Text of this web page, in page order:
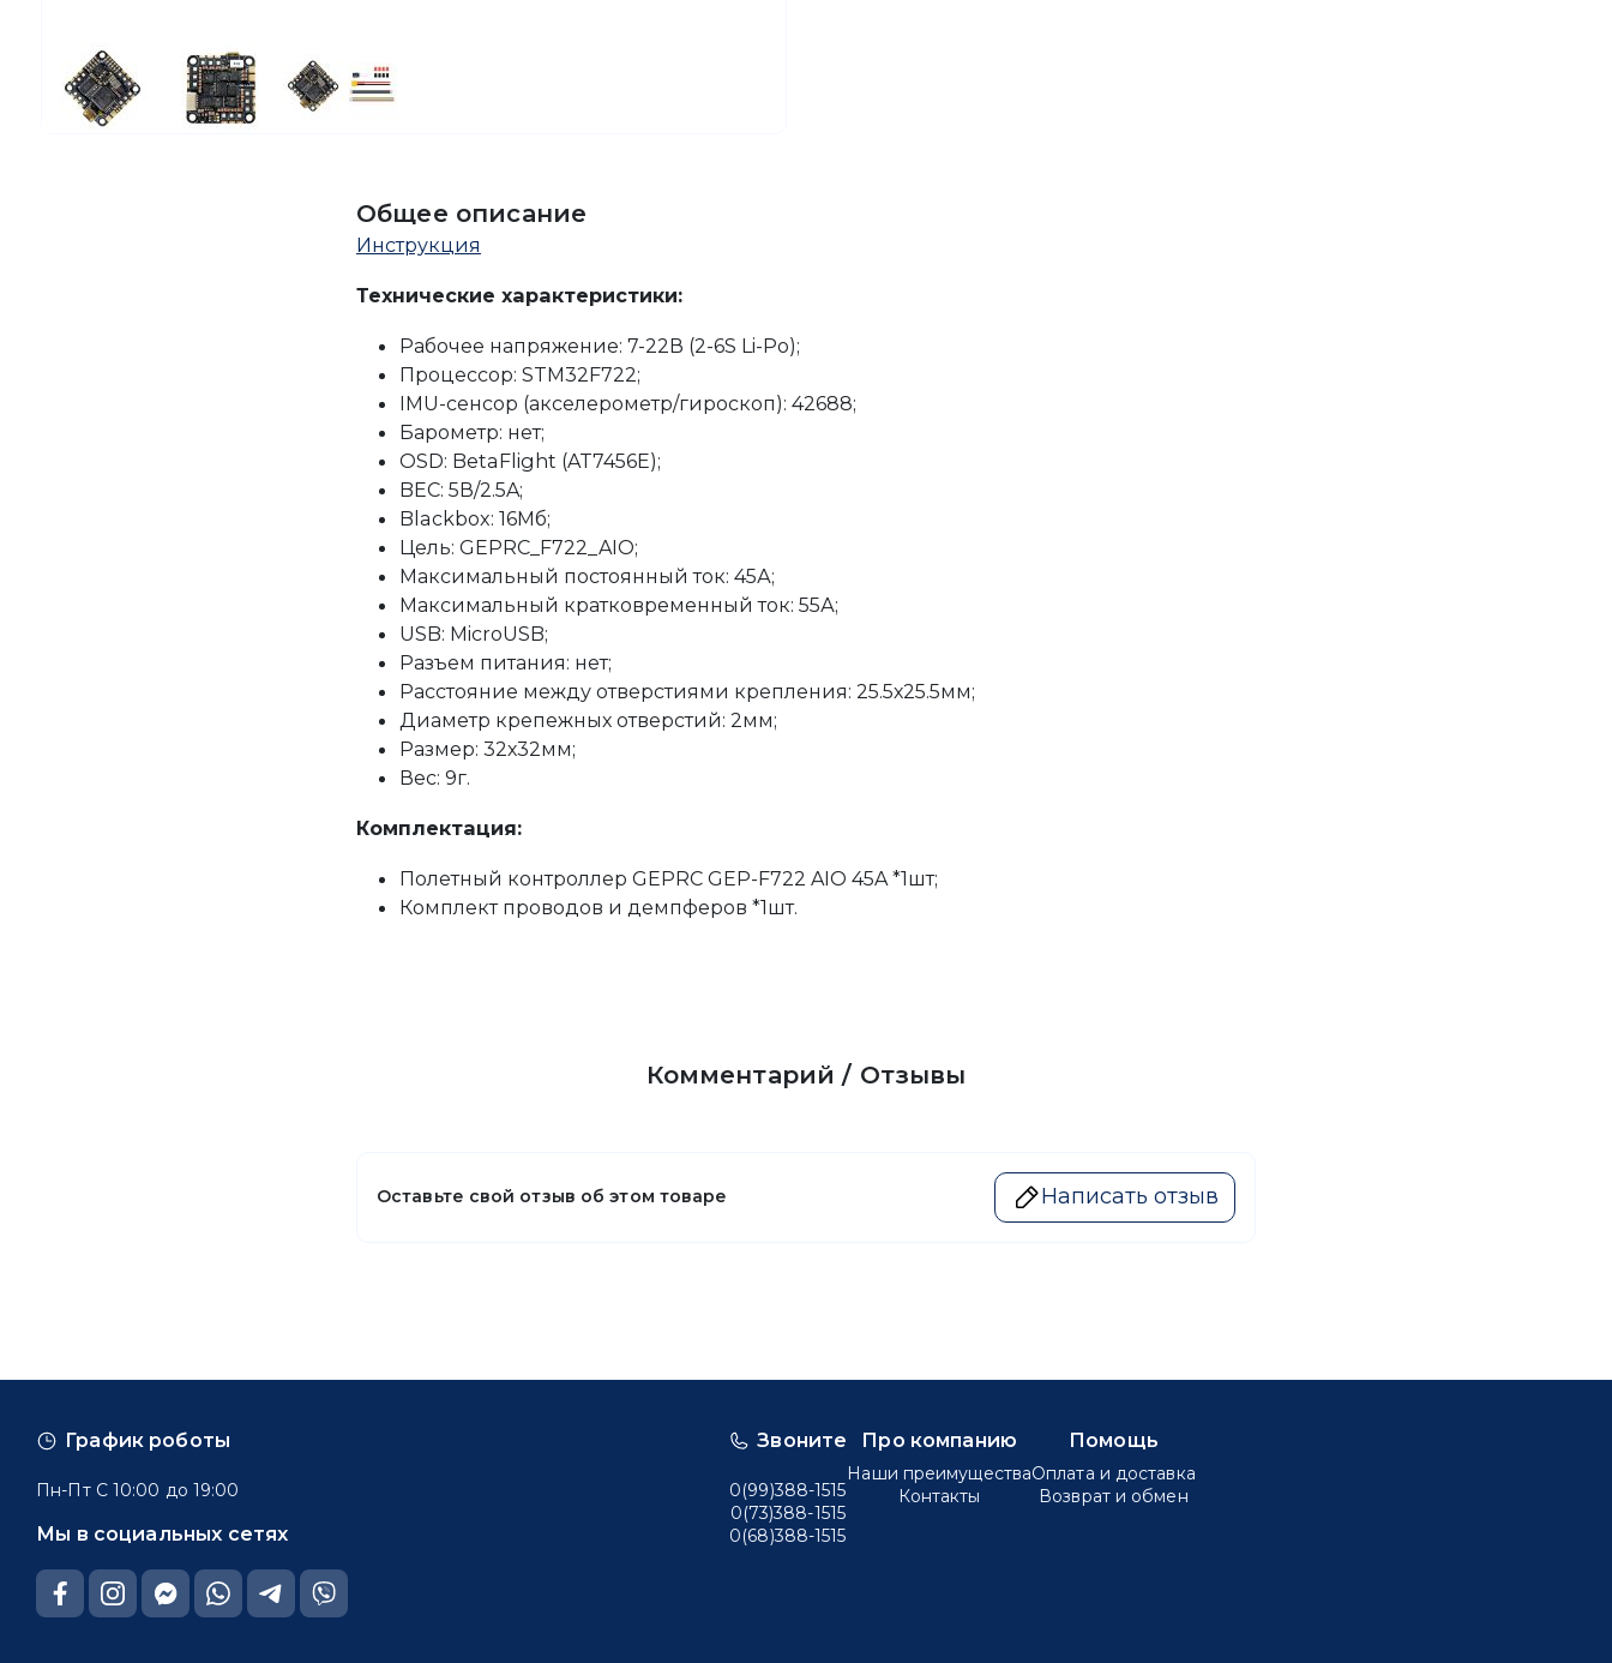
Общее описание
Инструкция
Технические характеристики:
Рабочее напряжение: 7-22В (2-6S Li-Po);
Процессор: STM32F722;
IMU-сенсор (акселерометр/гироскоп): 42688;
Барометр: нет;
OSD: BetaFlight (AT7456E);
BEC: 5В/2.5A;
Blackbox: 16Мб;
Цель: GEPRC_F722_AIO;
Максимальный постоянный ток: 45А;
Максимальный кратковременный ток: 55А;
USB: MicroUSB;
Разъем питания: нет;
Расстояние между отверстиями крепления: 25.5х25.5мм;
Диаметр крепежных отверстий: 2мм;
Размер: 32х32мм;
Вес: 9г.
Комплектация:
Полетный контроллер GEPRC GEP-F722 AIO 45A *1шт;
Комплект проводов и демпферов *1шт.
Комментарий / Отзывы
Оставьте свой отзыв об этом товаре Написать отзыв
График роботы
Пн-Пт С 10:00 до 19:00
Мы в социальных сетях
Звоните
0(99)388-1515
0(73)388-1515
0(68)388-1515
Про компанию
Наши преимущества
Контакты
Помощь
Оплата и доставка
Возврат и обмен